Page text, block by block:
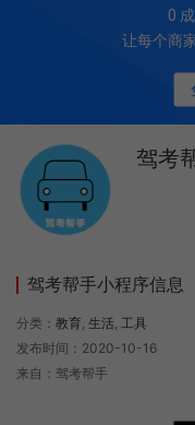
0
让每个商
驾考
驾考帮手小程序信息
分类： 教育, 生活, 工具
发布时间：2020-10-16
来自：驾考帮手